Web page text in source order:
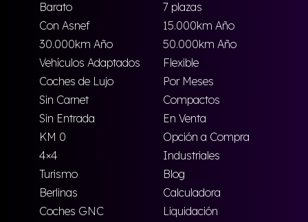
Barato
7 plazas
Con Asnef
15.000km Año
30.000km Año
50.000km Año
Vehículos Adaptados
Flexible
Coches de Lujo
Por Meses
Sin Carnet
Compactos
Sin Entrada
En Venta
KM 0
Opción a Compra
4×4
Industriales
Turismo
Blog
Berlinas
Calculadora
Coches GNC
Liquidación